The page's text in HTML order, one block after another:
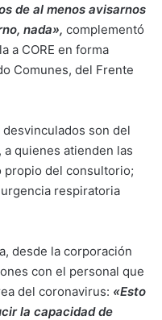
de al menos avisarnos
nada», complementó
a CORE en forma
Comunes, del Frente
son del
quienes atienden las
propio del consultorio;
respiratoria
desde la corporación
con el personal que
del coronavirus: «Esto
la capacidad de